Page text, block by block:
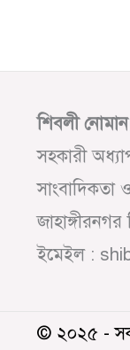
শিবলী নোমান
সহকারী
সাংবাদিকতা
ইমেইল :
© ২০২৫ -